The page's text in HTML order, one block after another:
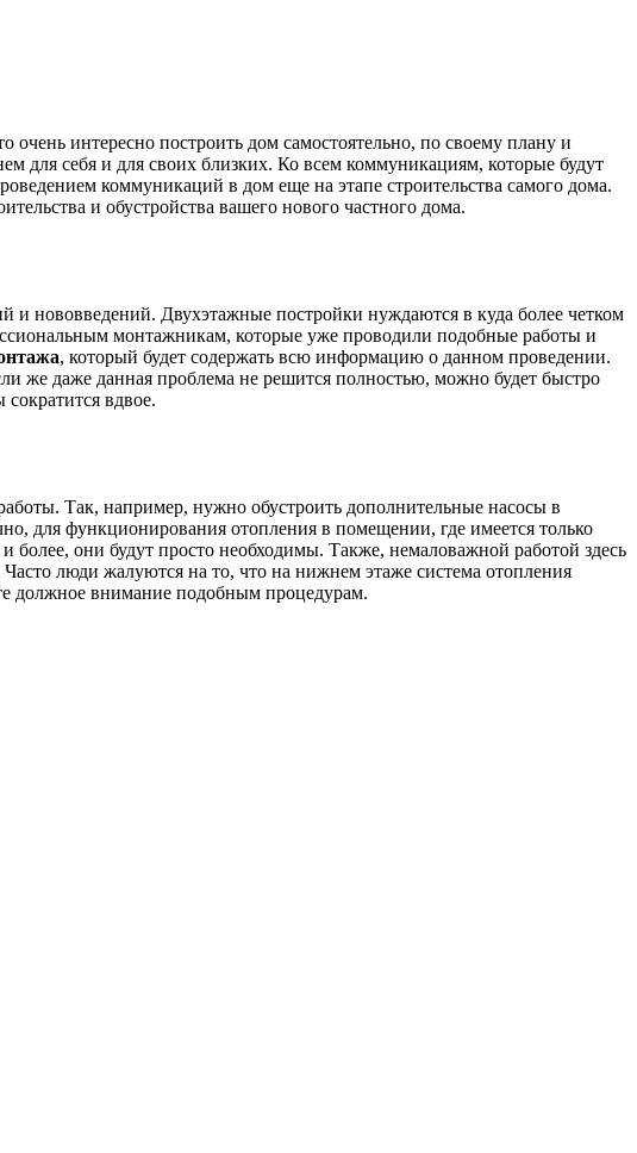
интересно построить дом самостоятельно, по своему плану и
для себя и для своих близких. Ко всем коммуникациям, которые будут
коммуникаций в дом еще на этапе строительства самого дома.
и обустройства вашего нового частного дома.
и нововведений. Двухэтажные постройки нуждаются в куда более четком
монтажникам, которые уже проводили подобные работы и
, который будет содержать всю информацию о данном проведении.
же даже данная проблема не решится полностью, можно будет быстро
вдвое.
Так, например, нужно обустроить дополнительные насосы в
для функционирования отопления в помещении, где имеется только
они будут просто необходимы. Также, немаловажной работой здесь
люди жалуются на то, что на нижнем этаже система отопления
должное внимание подобным процедурам.